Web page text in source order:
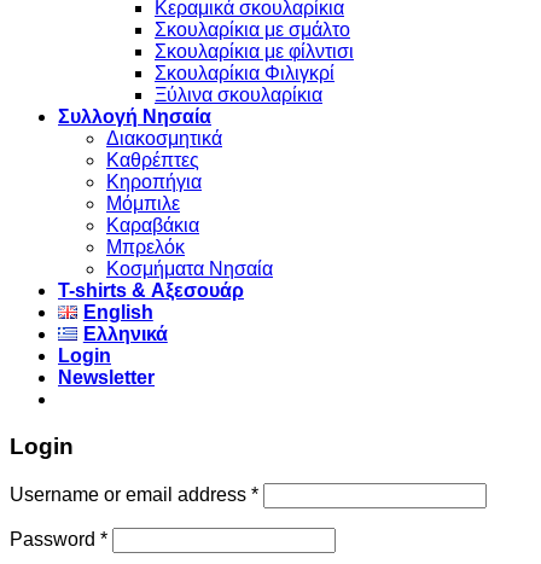
Κεραμικά σκουλαρίκια
Σκουλαρίκια με σμάλτο
Σκουλαρίκια με φίλντισι
Σκουλαρίκια Φιλιγκρί
Ξύλινα σκουλαρίκια
Συλλογή Νησαία
Διακοσμητικά
Καθρέπτες
Κηροπήγια
Μόμπιλε
Καραβάκια
Μπρελόκ
Κοσμήματα Νησαία
Τ-shirts & Αξεσουάρ
English
Ελληνικά
Login
Newsletter
Login
Username or email address *
Password *